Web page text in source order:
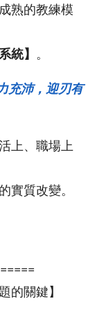
熟的教練模
統】 。
充沛，迎刃有
上、職場上
實質改變。
的關鍵】